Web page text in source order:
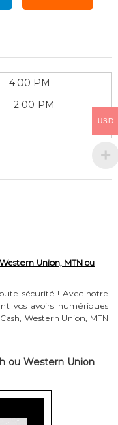
4:00 PM
— 2:00 PM
Union, MTN ou
sécurité ! Avec notre
vos avoirs numériques
Western Union, MTN
ou Western Union
USD